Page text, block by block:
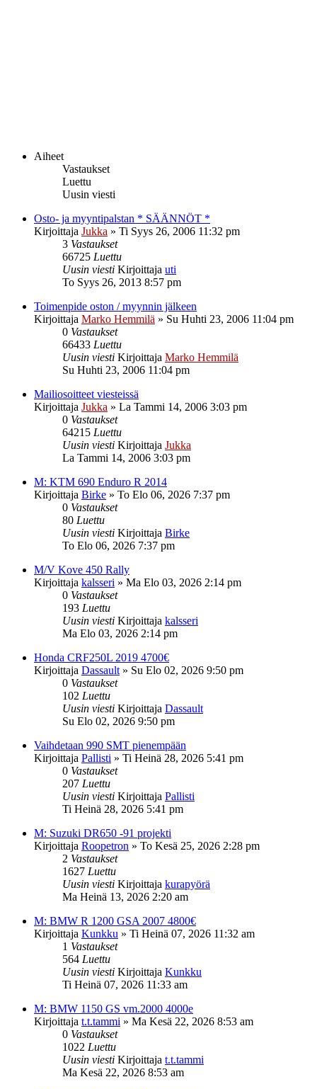
Aiheet
Vastaukset
Luettu
Uusin viesti
Osto- ja myyntipalstan * SÄÄNNÖT *
Kirjoittaja Jukka » Ti Syys 26, 2006 11:32 pm
3 Vastaukset
66725 Luettu
Uusin viesti Kirjoittaja uti
To Syys 26, 2013 8:57 pm
Toimenpide oston / myynnin jälkeen
Kirjoittaja Marko Hemmilä » Su Huhti 23, 2006 11:04 pm
0 Vastaukset
66433 Luettu
Uusin viesti Kirjoittaja Marko Hemmilä
Su Huhti 23, 2006 11:04 pm
Mailiosoitteet viesteissä
Kirjoittaja Jukka » La Tammi 14, 2006 3:03 pm
0 Vastaukset
64215 Luettu
Uusin viesti Kirjoittaja Jukka
La Tammi 14, 2006 3:03 pm
M: KTM 690 Enduro R 2014
Kirjoittaja Birke » To Elo 06, 2026 7:37 pm
0 Vastaukset
80 Luettu
Uusin viesti Kirjoittaja Birke
To Elo 06, 2026 7:37 pm
M/V Kove 450 Rally
Kirjoittaja kalsseri » Ma Elo 03, 2026 2:14 pm
0 Vastaukset
193 Luettu
Uusin viesti Kirjoittaja kalsseri
Ma Elo 03, 2026 2:14 pm
Honda CRF250L 2019 4700€
Kirjoittaja Dassault » Su Elo 02, 2026 9:50 pm
0 Vastaukset
102 Luettu
Uusin viesti Kirjoittaja Dassault
Su Elo 02, 2026 9:50 pm
Vaihdetaan 990 SMT pienempään
Kirjoittaja Pallisti » Ti Heinä 28, 2026 5:41 pm
0 Vastaukset
207 Luettu
Uusin viesti Kirjoittaja Pallisti
Ti Heinä 28, 2026 5:41 pm
M: Suzuki DR650 -91 projekti
Kirjoittaja Roopetron » To Kesä 25, 2026 2:28 pm
2 Vastaukset
1627 Luettu
Uusin viesti Kirjoittaja kurapyörä
Ma Heinä 13, 2026 2:20 am
M: BMW R 1200 GSA 2007 4800€
Kirjoittaja Kunkku » Ti Heinä 07, 2026 11:32 am
1 Vastaukset
564 Luettu
Uusin viesti Kirjoittaja Kunkku
Ti Heinä 07, 2026 11:33 am
M: BMW 1150 GS vm.2000 4000e
Kirjoittaja t.t.tammi » Ma Kesä 22, 2026 8:53 am
0 Vastaukset
1022 Luettu
Uusin viesti Kirjoittaja t.t.tammi
Ma Kesä 22, 2026 8:53 am